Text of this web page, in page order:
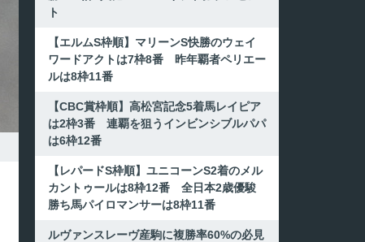
ト
【エルムS枠順】マリーンS快勝のウェイ
ワードアクトは7枠8番 昨年覇者ペリエー
ルは8枠11番
【CBC賞枠順】高松宮記念5着馬レイピア
は2枠3番 連覇を狙うインビンシブルパパ
は6枠12番
【レパードS枠順】ユニコーンS2着のメル
カントゥールは8枠12番 全日本2歳優駿
勝ち馬パイロマンサーは8枠11番
ルヴァンスレーヴ産駒に複勝率60%の必見